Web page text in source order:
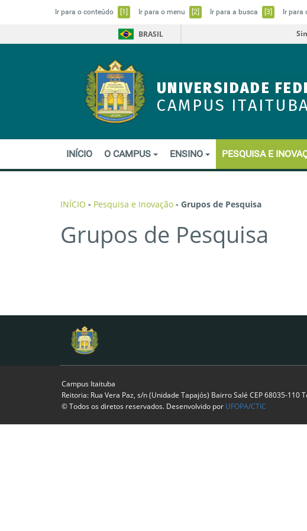
Ir para o conteúdo [1] Ir para o menu [2] Ir para a busca [3] Ir para
BRASIL
UNIVERSIDADE
CAMPUS
INÍCIO O CAMPUS ENSINO PESQUISA E
INÍCIO - Pesquisa e Inovação - Grupos de Pesquisa
Grupos de Pesquisa
Campus Itaituba
Reitoria: Rua Vera Paz, s/n (Unidade Tapajós) Bairro Salé CEP 68035-
© Todos os diretos reservados. Desenvolvido por UFOPA/CTIC